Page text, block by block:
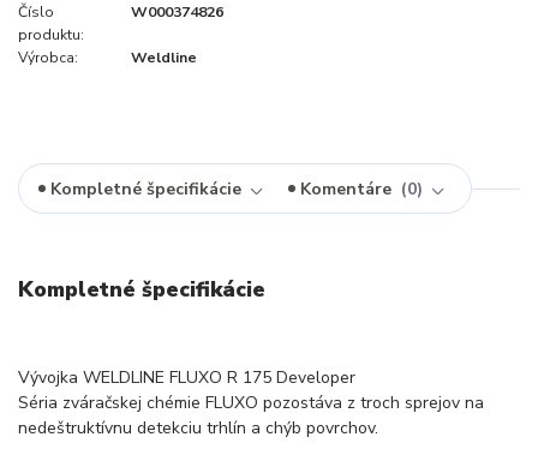
Číslo
produktu:
W000374826
Výrobca: Weldline
Kompletné špecifikácie Komentáre 0
Kompletné špecifikácie
Vývojka WELDLINE FLUXO R 175 Developer
Séria zváračskej chémie FLUXO pozostáva z troch sprejov na
nedeštruktívnu detekciu trhlín a chýb povrchov.